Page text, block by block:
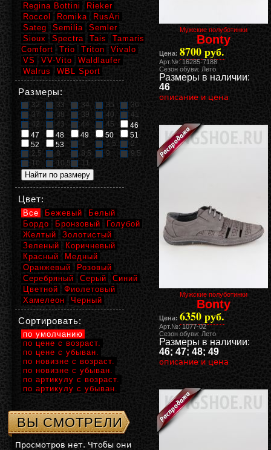
Мужские полуботинки
Bonty
Цена: 8700 руб.
Арт.№: 16285-7188
Сезон обуви: Лето
Размеры в наличии:
46
описание и цена
Мужские полуботинки
Bonty
Цена: 6350 руб.
Арт.№: 1077-02
Сезон обуви: Лето
Размеры в наличии:
46; 47; 48; 49
описание и цена
Regina Bottini
Rieker
Roccol
Romika
RusAri
Sateg
Semilia
Semler
Sioux
Spectra Tais
Tamaris
Comfort
Trio Triton
Vivalo
VS
VV-Vito
Waldlaufer
Walrus
WBL Sport
Размеры:
32 33 34 35
36
37
38 39 40
41
42
43 44 45
46
47
48 49 50
51
52
53 1 1,5
2
2,5
8 8,5 9
9,5
10
10,5 11
Цвет:
Все Бежевый
Белый
Бордо
Бронзовый
Голубой
Желтый
Золотистый
Зеленый
Коричневый
Красный
Медный
Оранжевый
Розовый
Серебряный
Серый
Синий
Цветной
Фиолетовый
Хамелеон
Черный
Сортировать:
по умолчанию
по цене с возраст.
по цене с убыван.
по новизне с возраст.
по новизне с убыван.
по артикулу с возраст.
по артикулу с убыван.
ВЫ СМОТРЕЛИ
Просмотров нет. Чтобы они